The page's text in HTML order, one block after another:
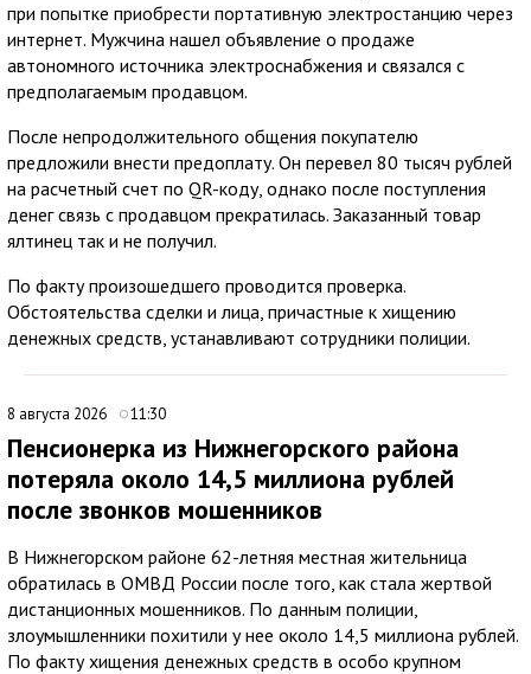
при попытке приобрести портативную электростанцию через
интернет. Мужчина нашел объявление о продаже
автономного источника электроснабжения и связался с
предполагаемым продавцом.
После непродолжительного общения покупателю
предложили внести предоплату. Он перевел 80 тысяч рублей
на расчетный счет по QR-коду, однако после поступления
денег связь с продавцом прекратилась. Заказанный товар
ялтинец так и не получил.
По факту произошедшего проводится проверка.
Обстоятельства сделки и лица, причастные к хищению
денежных средств, устанавливают сотрудники полиции.
8 августа 2026 11:30
Пенсионерка из Нижнегорского района
потеряла около 14,5 миллиона рублей
после звонков мошенников
В Нижнегорском районе 62-летняя местная жительница
обратилась в ОМВД России после того, как стала жертвой
дистанционных мошенников. По данным полиции,
злоумышленники похитили у нее около 14,5 миллиона рублей.
По факту хищения денежных средств в особо крупном